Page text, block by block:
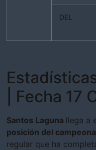
DEL
| Fecha 17
Santos Laguna llega a
posición del
regular que ha